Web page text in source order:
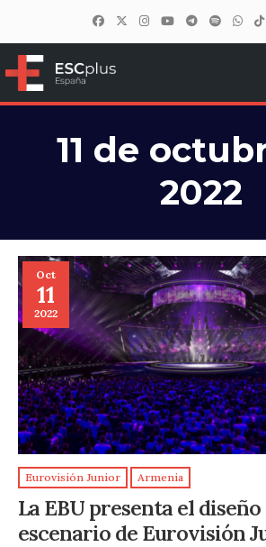
ESCplus España
11 de
2022
Oct
11
2022
Eurovisión Junior Armenia
La EBU presenta el
escenario de Eurovisión